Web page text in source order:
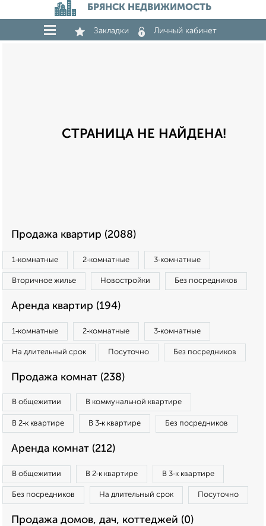
БРЯНСК НЕДВИЖИМОСТЬ
Закладки Личный кабинет
СТРАНИЦА НЕ НАЙДЕНА!
Продажа квартир (2088)
1‑комнатные 2‑комнатные 3‑комнатные
Вторичное жилье Новостройки Без посредников
Аренда квартир (194)
1‑комнатные 2‑комнатные 3‑комнатные
На длительный срок Посуточно Без посредников
Продажа комнат (238)
В общежитии В коммунальной квартире
В 2‑к квартире В 3‑к квартире Без посредников
Аренда комнат (212)
В общежитии В 2‑к квартире В 3‑к квартире
Без посредников На длительный срок Посуточно
Продажа домов, дач, коттеджей (0)